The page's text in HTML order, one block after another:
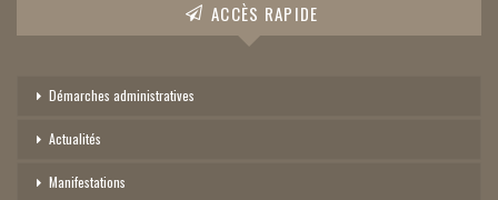
ACCÈS RAPIDE
Démarches administratives
Actualités
Manifestations